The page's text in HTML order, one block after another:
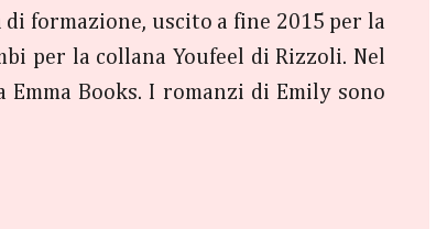
formazione, uscito a fine 2015 per la
per la collana Youfeel di Rizzoli. Nel
Books. I romanzi di Emily sono